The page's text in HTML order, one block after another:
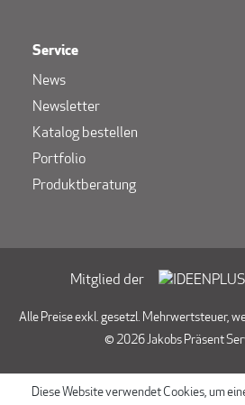
Service
News
Newsletter
Katalog bestellen
Portfolio
Produktberatung
Mitglied der
Alle Preise exkl. gesetzl. Mehrwertsteuer,
© 2026 Jakobs Präsent
Diese Website verwendet Cookies, um